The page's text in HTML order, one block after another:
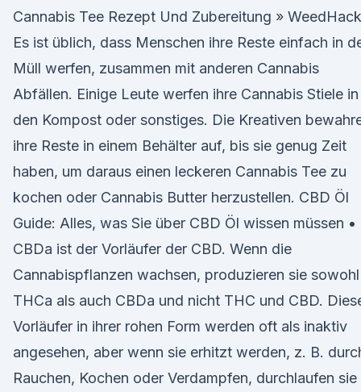
Cannabis Tee Rezept Und Zubereitung » WeedHack
Es ist üblich, dass Menschen ihre Reste einfach in
Müll werfen, zusammen mit anderen Cannabis
Abfällen. Einige Leute werfen ihre Cannabis Stiele in
den Kompost oder sonstiges. Die Kreativen
ihre Reste in einem Behälter auf, bis sie genug Zeit
haben, um daraus einen leckeren Cannabis Tee zu
kochen oder Cannabis Butter herzustellen. CBD Öl
Guide: Alles, was Sie über CBD Öl wissen müssen •
CBDa ist der Vorläufer der CBD. Wenn die
Cannabispflanzen wachsen, produzieren sie sowohl
THCa als auch CBDa und nicht THC und CBD.
Vorläufer in ihrer rohen Form werden oft als inaktiv
angesehen, aber wenn sie erhitzt werden, z. B.
Rauchen, Kochen oder Verdampfen, durchlaufen sie